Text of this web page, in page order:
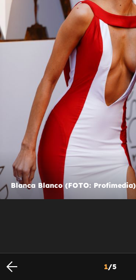
Blanca Blanco (FOTO: Profimedia)
1/5